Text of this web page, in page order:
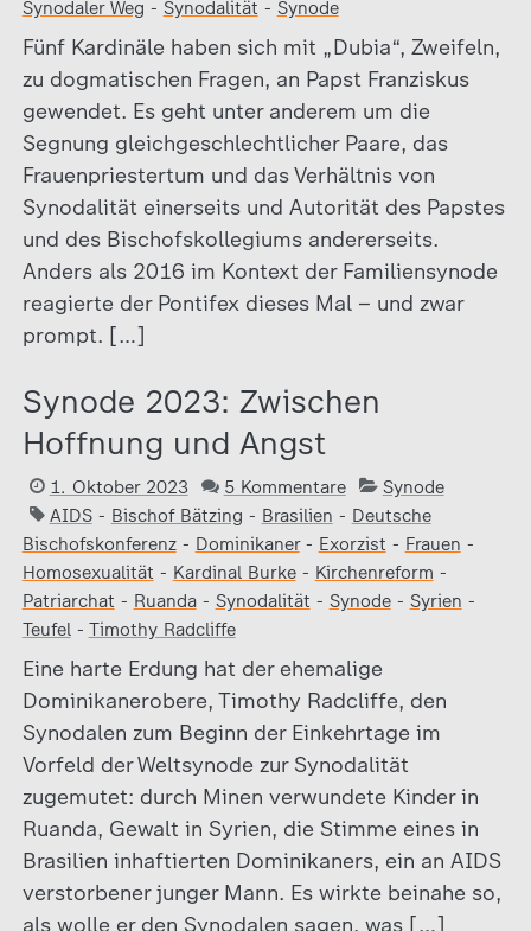
Synodaler Weg - Synodalität - Synode
Fünf Kardinäle haben sich mit „Dubia“, Zweifeln,
zu dogmatischen Fragen, an Papst Franziskus
gewendet. Es geht unter anderem um die
Segnung gleichgeschlechtlicher Paare, das
Frauenpriestertum und das Verhältnis von
Synodalität einerseits und Autorität des Papstes
und des Bischofskollegiums andererseits.
Anders als 2016 im Kontext der Familiensynode
reagierte der Pontifex dieses Mal – und zwar
prompt. […]
Synode 2023: Zwischen
Hoffnung und Angst
1. Oktober 2023 5 Kommentare
Synode
AIDS- Bischof Bätzing - Brasilien - Deutsche
Bischofskonferenz- Dominikaner- Exorzist - Frauen -
Homosexualität - Kardinal Burke- Kirchenreform -
Patriarchat - Ruanda- Synodalität - Synode- Syrien -
Teufel- Timothy Radcliffe
Eine harte Erdung hat der ehemalige
Dominikanerobere, Timothy Radcliffe, den
Synodalen zum Beginn der Einkehrtage im
Vorfeld der Weltsynode zur Synodalität
zugemutet: durch Minen verwundete Kinder in
Ruanda, Gewalt in Syrien, die Stimme eines in
Brasilien inhaftierten Dominikaners, ein an AIDS
verstorbener junger Mann. Es wirkte beinahe so,
als wolle er den Synodalen sagen, was […]